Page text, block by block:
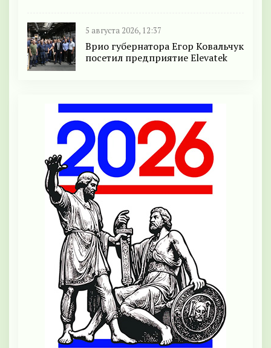
5 августа 2026, 12:37
Врио губернатора Егор Ковальчук
посетил предприятие Elevatek